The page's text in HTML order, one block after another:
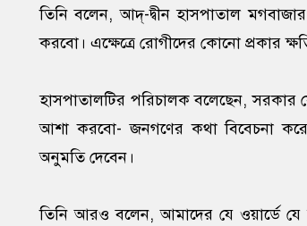
তিনি বলেন, আদ্-দ্বীন হাসপাতাল মগবাজার
করবো। এক্ষেত্রে রোগীদের কোনো প্রকার
হাসপাতালটির পরিচালক বলেছেন, সরকার
আশা করবো- জনগণের কথা বিবেচনা করে
অনুমতি দেবেন।
তিনি আরও বলেন, আমাদের যে ওয়ার্ডে যে